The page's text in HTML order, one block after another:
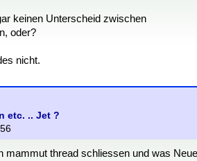
keinen Unterscheid zwischen
oder?
nicht.
etc. .. Jet ?
mammut thread schliessen und was